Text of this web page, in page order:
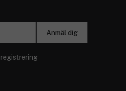
Anmäl dig